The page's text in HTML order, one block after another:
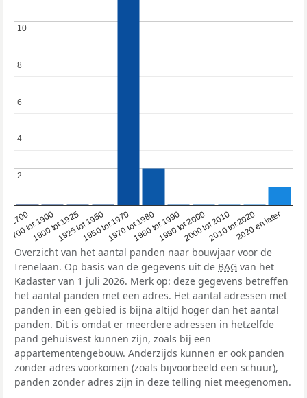
1700
1700 tot 1900
1900 tot 19251925 tot 19501950 tot 19701970 tot 19801980 tot 19901990 tot 20002000 tot 20102010 tot 20202020 en later
2
2
4
4
6
6
8
8
10
10
Overzicht van het aantal panden naar bouwjaar voor de
Irenelaan. Op basis van de gegevens uit de BAG van het
Kadaster van 1 juli 2026. Merk op: deze gegevens betreffen
het aantal panden met een adres. Het aantal adressen met
panden in een gebied is bijna altijd hoger dan het aantal
panden. Dit is omdat er meerdere adressen in hetzelfde
pand gehuisvest kunnen zijn, zoals bij een
appartementengebouw. Anderzijds kunnen er ook panden
zonder adres voorkomen (zoals bijvoorbeeld een schuur),
panden zonder adres zijn in deze telling niet meegenomen.